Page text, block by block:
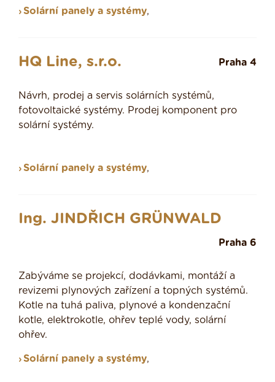
Solární panely a systémy,
HQ Line, s.r.o. Praha 4
Návrh, prodej a servis solárních systémů,
fotovoltaické systémy. Prodej komponent pro
solární systémy.
Solární panely a systémy,
Ing. JINDŘICH GRÜNWALD
Praha 6
Zabýváme se projekcí, dodávkami, montáží a
revizemi plynových zařízení a topných systémů.
Kotle na tuhá paliva, plynové a kondenzační
kotle, elektrokotle, ohřev teplé vody, solární
ohřev.
Solární panely a systémy,